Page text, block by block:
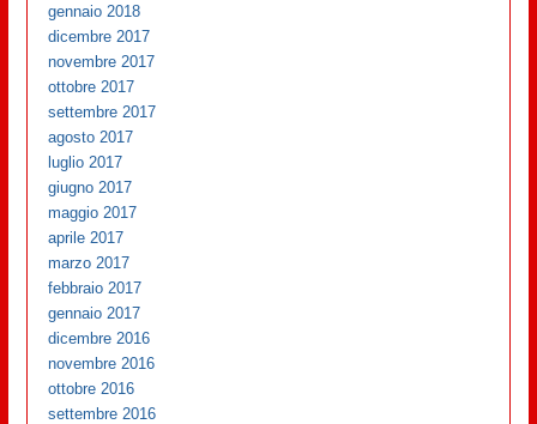
gennaio 2018
dicembre 2017
novembre 2017
ottobre 2017
settembre 2017
agosto 2017
luglio 2017
giugno 2017
maggio 2017
aprile 2017
marzo 2017
febbraio 2017
gennaio 2017
dicembre 2016
novembre 2016
ottobre 2016
settembre 2016